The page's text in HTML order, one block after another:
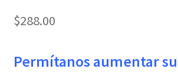
$288.00
Permítanos aumentar